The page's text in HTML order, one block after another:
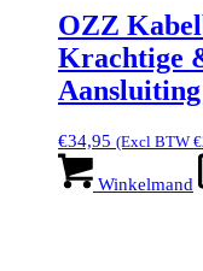
OZZ
Krachtige
€34,95 (Excl BTW €
Winkelmand